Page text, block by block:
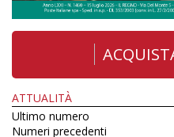
ATTUALITÀ
Ultimo numero
Numeri precedenti